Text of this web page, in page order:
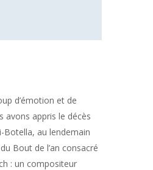
d’émotion et de
avons appris le décès
Botella, au lendemain
Bout de l’an consacré
: un compositeur